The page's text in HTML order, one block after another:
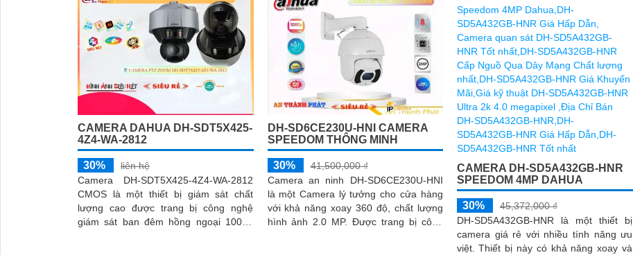
CAMERA DAHUA DH-SDT5X425-
4Z4-WA-2812
30%
liên hệ
Camera DH-SDT5X425-4Z4-WA-2812
CMOS là một thiết bị giám sát chất
lượng cao được trang bị công nghệ
giám sát ban đêm hồng ngoại 100m.
DH-SD6CE230U-HNI CAMERA
SPEEDOM THÔNG MINH
30%
41,500,000 ₫
Camera an ninh DH-SD6CE230U-HNI
là một Camera lý tưởng cho cửa hàng
với khả năng xoay 360 độ, chất lượng
hình ảnh 2.0 MP. Được trang bị công
CAMERA DH-SD5A432GB-HNR
SPEEDOM 4MP DAHUA
30%
45,372,000 ₫
DH-SD5A432GB-HNR là một thiết bị
camera giá rẻ với nhiều tính năng ưu
việt. Thiết bị này có khả năng xoay và